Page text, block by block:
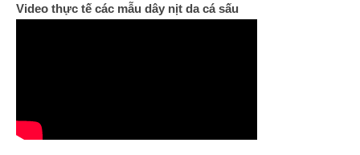
Video thực tế các mẫu dây nịt da cá sấu